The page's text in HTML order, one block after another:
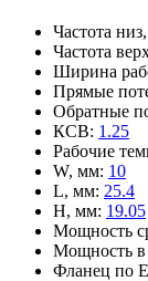
Частота
Частота
Ширина
Прямые
Обратные
КСВ: 1.25
Рабочие
W, мм: 10
L, мм: 25.4
H, мм: 19.05
Мощность
Мощность в
Фланец по